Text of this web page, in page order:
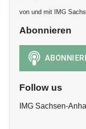
von und mit IMG
Abonnieren
Follow us
IMG Sachsen-